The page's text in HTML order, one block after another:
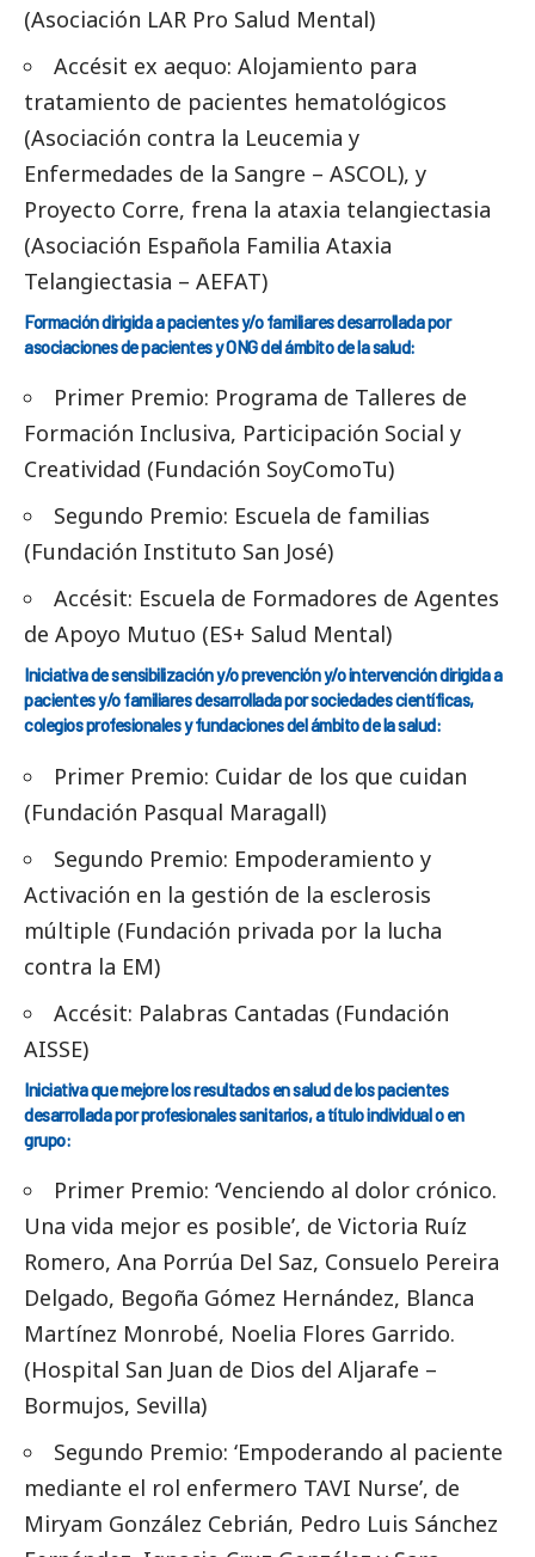
(Asociación LAR Pro Salud Mental)
Accésit ex aequo: Alojamiento para
tratamiento de pacientes hematológicos
(Asociación contra la Leucemia y
Enfermedades de la Sangre – ASCOL), y
Proyecto Corre, frena la ataxia telangiectasia
(Asociación Española Familia Ataxia
Telangiectasia – AEFAT)
Formación dirigida a pacientes y/o familiares desarrollada por
asociaciones de pacientes y ONG del ámbito de la salud:
Primer Premio: Programa de Talleres de
Formación Inclusiva, Participación Social y
Creatividad (Fundación SoyComoTu)
Segundo Premio: Escuela de familias
(Fundación Instituto San José)
Accésit: Escuela de Formadores de Agentes
de Apoyo Mutuo (ES+ Salud Mental)
Iniciativa de sensibilización y/o prevención y/o intervención dirigida a
pacientes y/o familiares desarrollada por sociedades científicas,
colegios profesionales y fundaciones del ámbito de la salud:
Primer Premio: Cuidar de los que cuidan
(Fundación Pasqual Maragall)
Segundo Premio: Empoderamiento y
Activación en la gestión de la esclerosis
múltiple (Fundación privada por la lucha
contra la EM)
Accésit: Palabras Cantadas (Fundación
AISSE)
Iniciativa que mejore los resultados en salud de los pacientes
desarrollada por profesionales sanitarios, a título individual o en
grupo:
Primer Premio: ‘Venciendo al dolor crónico.
Una vida mejor es posible’, de Victoria Ruíz
Romero, Ana Porrúa Del Saz, Consuelo Pereira
Delgado, Begoña Gómez Hernández, Blanca
Martínez Monrobé, Noelia Flores Garrido.
(Hospital San Juan de Dios del Aljarafe –
Bormujos, Sevilla)
Segundo Premio: ‘Empoderando al paciente
mediante el rol enfermero TAVI Nurse’, de
Miryam González Cebrián, Pedro Luis Sánchez